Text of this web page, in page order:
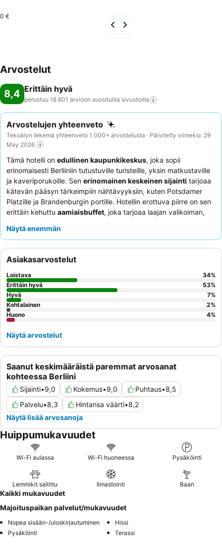
0 €
Arvostelut
8,4 Erittäin hyvä
perustuu 18 601 arvioon suosituilla sivustoilla
Arvostelujen yhteenveto
Tekoälyn tekemä yhteenveto 1 000+ arvostelusta · Päivitetty viimeksi: 29
May 2026
Tämä hotelli on edullinen kaupunkikeskus, joka sopii
erinomaisesti Berliiniin tutustuville turisteille, yksin matkustaville
ja kaveriporukoille. Sen erinomainen keskeinen sijainti tarjoaa
kätevän pääsyn tärkeimpiin nähtävyyksiin, kuten Potsdamer
Platzille ja Brandenburgin portille. Hotellin erottuva piirre on sen
erittäin kehuttu aamiaisbuffet, joka tarjoaa laajan valikoiman,
pannukakkuautomaatin. Asiakkaat kehuvat jatkuvasti
parantaa kokonaiskokemusta. Rauhallisempaa oleskelua varten
asiakkaat suosittelevat pyytämään huonetta puutarhan puolelta.
Näytä enemmän
Saanut keskimääräistä paremmat arvosanat
kohteessa Berliini
Sijainti•9,0 Kokemus•9,0 Puhtaus•8,5
Palvelu•8,3 Hintansa väärti•8,2
Näytä lisää arvosanoja
Asiakasarvostelut
Loistava 34%
Erittäin hyvä
53%
Hyvä
7%
Kohtalainen
2%
Huono
4%
Näytä arvostelut
Huippumukavuudet
Wi-Fi aulassa Wi-Fi huoneessa Pysäköinti
Lemmikit sallittu Ilmastointi Baari
Kaikki mukavuudet
Majoituspaikan palvelut/mukavuudet
Nopea sisään-/uloskirjautuminen
Hissi
Pysäköinti
Terassi